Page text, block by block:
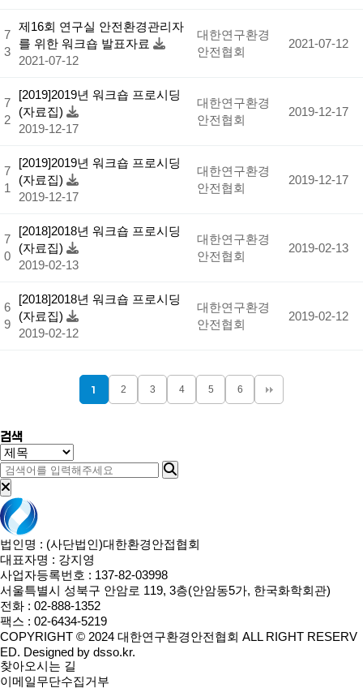
7
3
제16회 연구실 안전환경관리자
를 위한 워크숍 발표자료
2021-07-12
대한연구환경
안전협회
2021-07-12
7
2
[2019]2019년 워크숍 프로시딩
(자료집)
2019-12-17
대한연구환경
안전협회
2019-12-17
7
1
[2019]2019년 워크숍 프로시딩
(자료집)
2019-12-17
대한연구환경
안전협회
2019-12-17
7
0
[2018]2018년 워크숍 프로시딩
(자료집)
2019-02-13
대한연구환경
안전협회
2019-02-13
6
9
[2018]2018년 워크숍 프로시딩
(자료집)
2019-02-12
대한연구환경
안전협회
2019-02-12
1 2 3 4 5 6
검색
법인명 : (사단법인)대한환경안접협회
대표자명 : 강지영
사업자등록번호 : 137-82-03998
서울특별시 성북구 안암로 119, 3층(안암동5가, 한국화학회관)
전화 : 02-888-1352
팩스 : 02-6434-5219
COPYRIGHT © 2024 대한연구환경안전협회 ALL RIGHT RESERV
ED. Designed by dsso.kr.
찾아오시는 길
이메일무단수집거부